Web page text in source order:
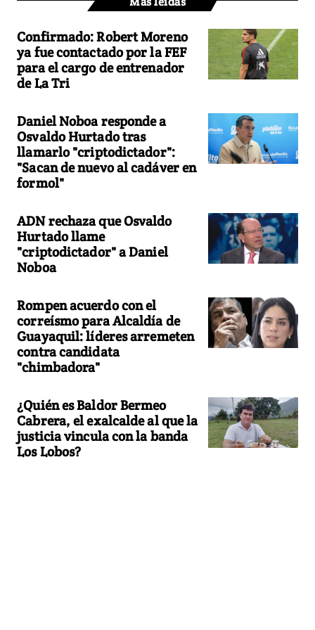
Confirmado: Robert Moreno
ya fue contactado por la FEF
para el cargo de entrenador
de La Tri
Daniel Noboa responde a
Osvaldo Hurtado tras
llamarlo "criptodictador":
"Sacan de nuevo al cadáver en
formol"
ADN rechaza que Osvaldo
Hurtado llame
"criptodictador" a Daniel
Noboa
Rompen acuerdo con el
correísmo para Alcaldía de
Guayaquil: líderes arremeten
contra candidata
"chimbadora"
¿Quién es Baldor Bermeo
Cabrera, el exalcalde al que la
justicia vincula con la banda
Los Lobos?